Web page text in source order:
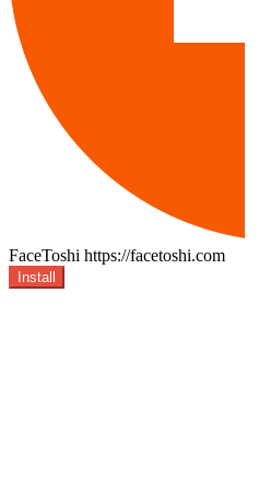
FaceToshi https://facetoshi.com
Install